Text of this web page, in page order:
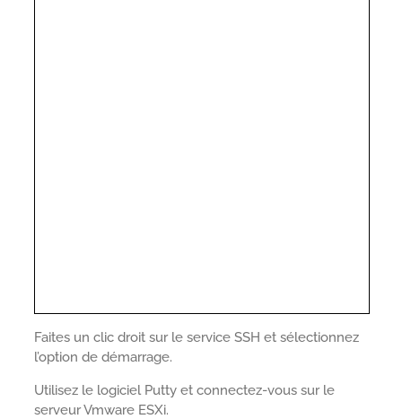
Faites un clic droit sur le service SSH et sélectionnez
l’option de démarrage.
Utilisez le logiciel Putty et connectez-vous sur le
serveur Vmware ESXi.